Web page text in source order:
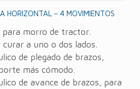
HORIZONTAL – 4 MOVIMIENTOS
para morro de tractor.
curar a uno o dos lados.
de plegado de brazos,
más cómodo.
de avance de brazos, para